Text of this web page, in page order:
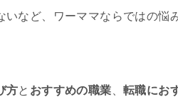
など、ワーママならではの悩
方と おすすめの職業 、転職にお